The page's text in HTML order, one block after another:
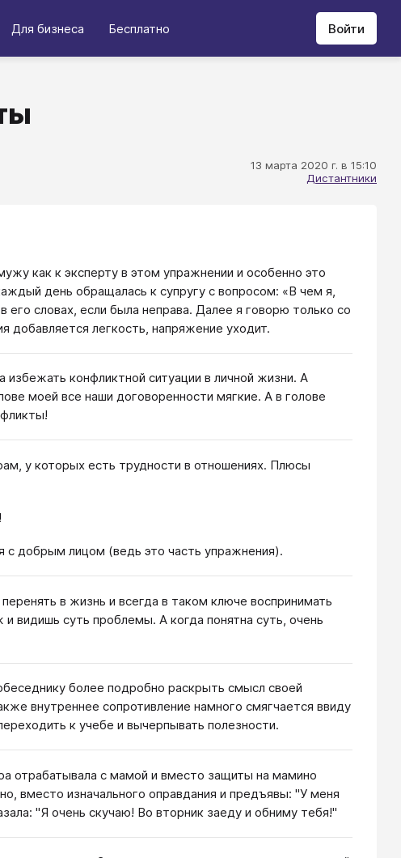
Для бизнеса Бесплатно Войти
13 марта 2020 г. в 15:10
Дистантники
как к эксперту в этом упражнении и особенно это
день обращалась к супругу с вопросом: «В чем я,
словах, если была неправа. Далее я говорю только со
добавляется легкость, напряжение уходит.
конфликтной ситуации в личной жизни. А
моей все наши договоренности мягкие. А в голове
у которых есть трудности в отношениях. Плюсы
с добрым лицом (ведь это часть упражнения).
в жизнь и всегда в таком ключе воспринимать
видишь суть проблемы. А когда понятна суть, очень
более подробно раскрыть смысл своей
внутреннее сопротивление намного смягчается ввиду
к учебе и вычерпывать полезности.
отрабатывала с мамой и вместо защиты на мамино
вместо изначального оправдания и предъявы: "У меня
"Я очень скучаю! Во вторник заеду и обниму тебя!"